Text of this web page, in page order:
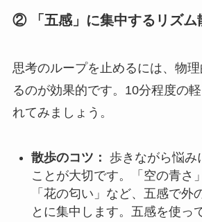
② 「五感」に集中するリズム
思考のループを止めるには、物理
るのが効果的です。10分程度の
れてみましょう。
散歩のコツ： 歩きながら悩み
ことが大切です。「空の青さ
「花の匂い」など、五感で外
とに集中します。五感を使っ